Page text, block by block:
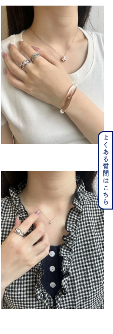
よくある質問はこちら